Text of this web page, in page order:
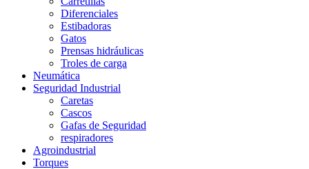
Diferenciales
Estibadoras
Gatos
Prensas hidráulicas
Troles de carga
Neumática
Seguridad Industrial
Caretas
Cascos
Gafas de Seguridad
respiradores
Agroindustrial
Torques